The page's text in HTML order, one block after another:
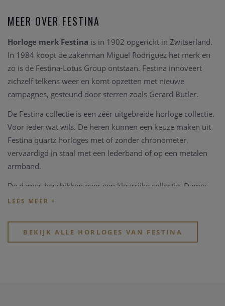
MEER OVER FESTINA
Horloge merk Festina is in 1902 opgericht in Zwitserland.
In 1984 koopt de zakenman Miguel Rodriguez het merk en
zo is de Festina-Lotus Group ontstaan. Festina innoveert
zichzelf telkens weer en komt opzetten met nieuwe
campagnes, gesteund door sterren zoals Gerard Butler.
De Festina collectie is een zéér uitgebreide horloge collectie.
Voor ieder wat wils. De heren kunnen een keuze maken uit
Festina quartz horloges met of zonder chronometer,
vervaardigd in staal met een lederband of op een metalen
armband.
De dames beschikken over een kleurrijke collectie. Dames
quartz Festina horloges zijn verkrijgbaar in volledig staal,
lederband en zirconium steentjes verwerkt in de kast.
Juwelier Clem Vercammen is een officiële Festina dealer,
BEKIJK ALLE HORLOGES VAN FESTINA